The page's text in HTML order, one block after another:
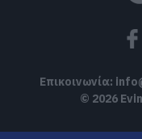
Επικοινωνία:
© 2026